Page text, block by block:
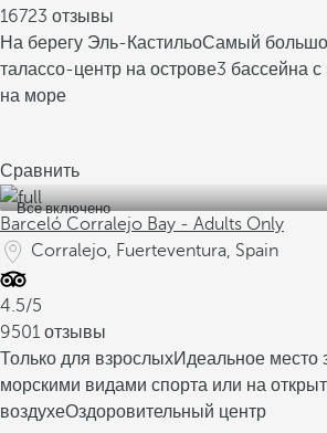
16723 отзывы
На берегу Эль-КастильоСамый
талассо-центр на острове3 бассейна
на море
Сравнить
Все включено
Barceló Corralejo Bay - Adults Only
Corralejo, Fuerteventura, Spain
4.5/5
9501 отзывы
Только для взрослыхИдеальное место
морскими видами спорта или на
воздухеОздоровительный центр